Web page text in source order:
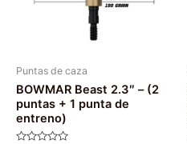
Puntas de caza
BOWMAR Beast 2.3″ – (2
puntas + 1 punta de
entreno)